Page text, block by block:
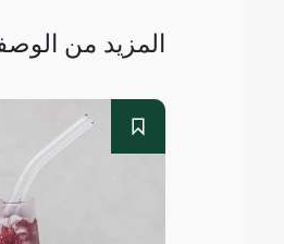
المزيد من